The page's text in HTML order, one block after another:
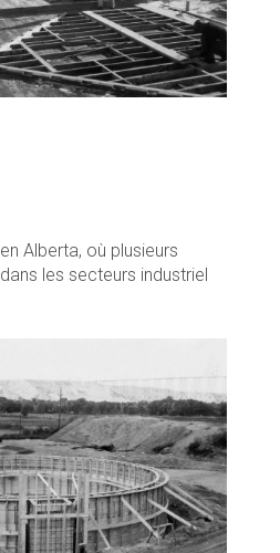
Alberta, où plusieurs
les secteurs industriel